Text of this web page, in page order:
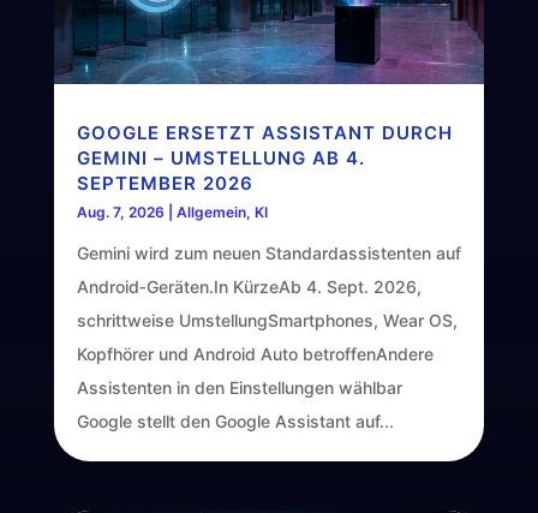
GOOGLE ERSETZT ASSISTANT DURCH
GEMINI – UMSTELLUNG AB 4.
SEPTEMBER 2026
Aug. 7, 2026 Allgemein, KI
Gemini wird zum neuen Standardassistenten auf
Android‑Geräten.In KürzeAb 4. Sept. 2026,
schrittweise UmstellungSmartphones, Wear OS,
Kopfhörer und Android Auto betroffenAndere
Assistenten in den Einstellungen wählbar
Google stellt den Google Assistant auf...